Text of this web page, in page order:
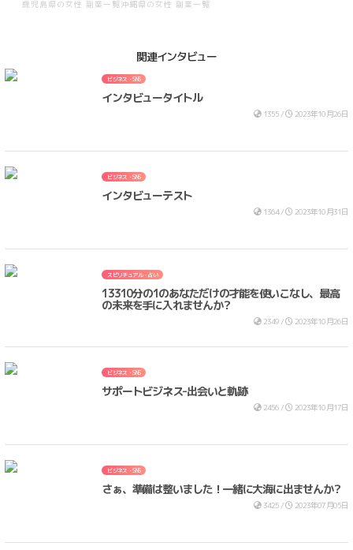
鹿児島県の女性 副業一覧 沖縄県の女性 副業一覧
関連インタビュー
ビジネス・SNS
インタビュータイトル
1355 / 2023年10月26日
ビジネス・SNS
インタビューテスト
1364 / 2023年10月31日
スピリチュアル・占い
13310分の1のあなただけの才能を使いこなし、最高
の未来を手に入れませんか？
2349 / 2023年10月26日
ビジネス・SNS
サポートビジネス-出会いと軌跡
2456 / 2023年10月17日
ビジネス・SNS
さぁ、準備は整いました！一緒に大海に出ませんか？
3425 / 2023年07月05日